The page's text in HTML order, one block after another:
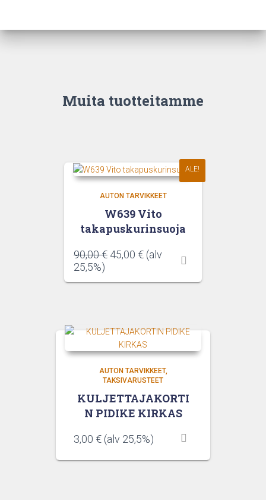
Muita tuotteitamme
ALE!
AUTON TARVIKKEET
W639 Vito
takapuskurinsuoja
90,00€ Alkuperäinen
oli:
45,00 €Nykyinen
on:
(alv
25,5%)
AUTON TARVIKKEET
TAKSIVARUSTEET
KULJETTAJAKORTI
N PIDIKE KIRKAS
3,00 € (alv 25,5%)